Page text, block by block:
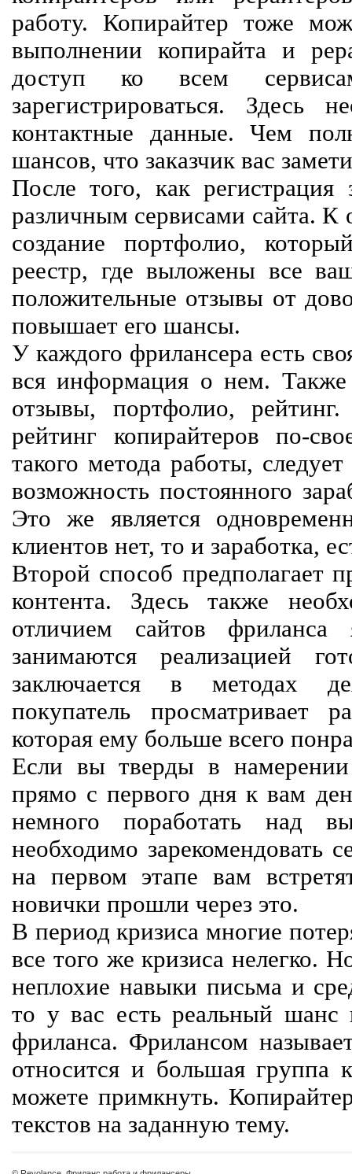
работу. Копирайтер тоже
выполнении копирайта и
доступ ко всем
зарегистрироваться. Здесь
контактные данные. Чем
шансов, что заказчик вас
После того, как регистрация
различным сервисами сайта. К
создание портфолио,
реестр, где выложены все
положительные отзывы от
повышает его шансы.
У каждого фрилансера есть
вся информация о нем. Также
отзывы, портфолио,
рейтинг копирайтеров по-
такого метода работы,
возможность постоянного
Это же является
клиентов нет, то и заработка,
Второй способ предполагает
контента. Здесь также
отличием сайтов
занимаются реализацией
заключается в методах
покупатель просматривает
которая ему больше всего
Если вы тверды в
прямо с первого дня к вам
немного поработать над
необходимо зарекомендовать
на первом этапе вам
новички прошли через это.
В период кризиса многие
все того же кризиса нелегко.
неплохие навыки письма и
то у вас есть реальный шанс
фриланса. Фрилансом
относится и большая группа
можете примкнуть.
текстов на заданную тему.